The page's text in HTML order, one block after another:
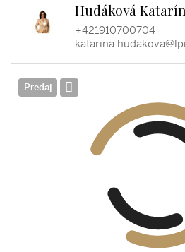
Hudáková
+421910700704
Predaj